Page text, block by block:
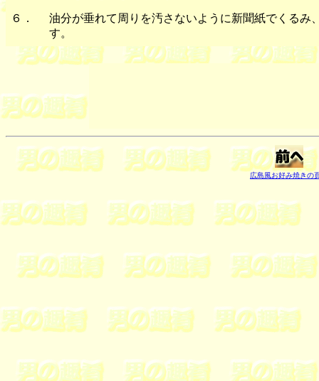
６．
油分が垂れて周りを汚さないように新聞紙でくる
す。
広島風お好み焼きの